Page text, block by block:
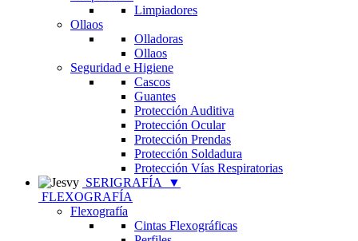
Limpiadores
Ollaos
Olladoras
Ollaos
Seguridad e Higiene
Cascos
Guantes
Protección Auditiva
Protección Ocular
Protección Prendas
Protección Soldadura
Protección Vías Respiratorias
SERIGRAFÍA
▼
FLEXOGRAFÍA
Flexografía
Cintas Flexográficas